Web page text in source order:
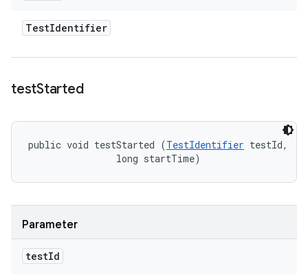
TestIdentifier
testStarted
public void testStarted (TestIdentifier testId,
                long startTime)
Parameter
testId